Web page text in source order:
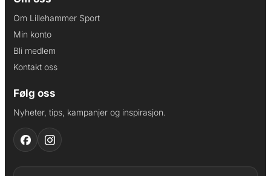
Om Lillehammer Sport
Min konto
Bli medlem
Kontakt oss
Følg oss
Nyheter, tips, kampanjer og inspirasjon.